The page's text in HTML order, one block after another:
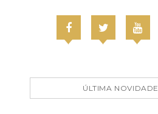
ÚLTIMA NOVIDADE